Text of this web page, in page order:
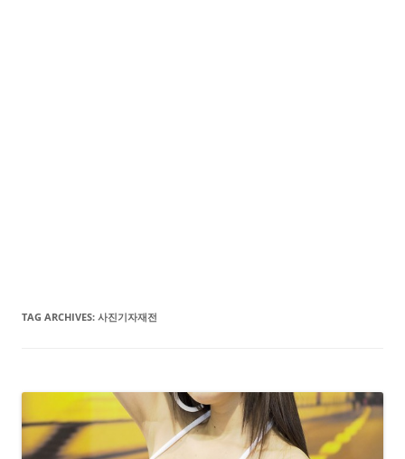
TAG ARCHIVES: 사진기자재전